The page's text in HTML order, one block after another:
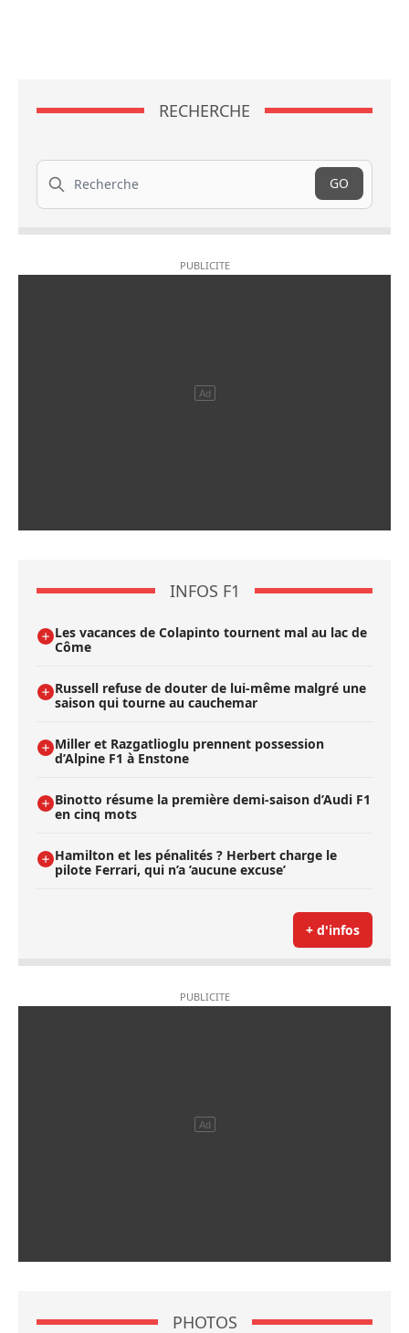
RECHERCHE
Recherche
GO
INFOS F1
Les vacances de Colapinto tournent mal au lac de
Côme
Russell refuse de douter de lui-même malgré une
saison qui tourne au cauchemar
Miller et Razgatlioglu prennent possession
d’Alpine F1 à Enstone
Binotto résume la première demi-saison d’Audi F1
en cinq mots
Hamilton et les pénalités ? Herbert charge le
pilote Ferrari, qui n’a ’aucune excuse’
+ d'infos
PHOTOS